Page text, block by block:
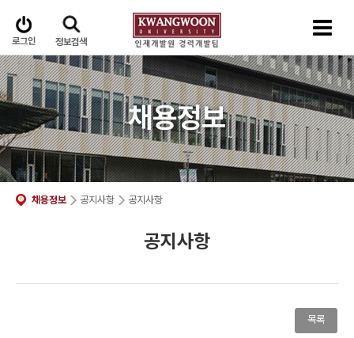
로그인 정보검색
채용정보
채용정보 공지사항 공지사항
공지사항
목록